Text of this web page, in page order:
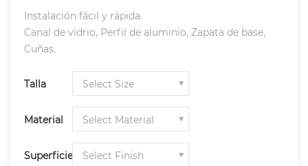
Instalación fácil y rápida.
Canal de vidrio, Perfil de aluminio, Zapata de base,
Cuñas.
Talla
Material
Superficie